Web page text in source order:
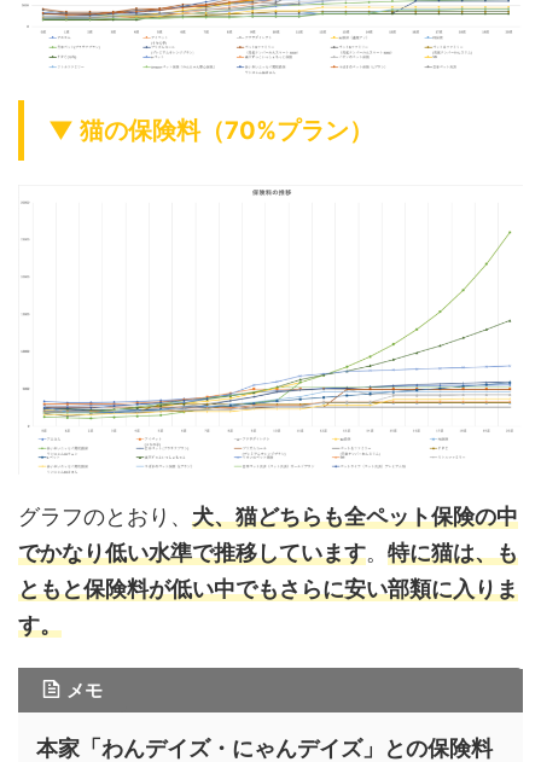
▼ 猫の保険料（70%プラン）
グラフのとおり、 犬、猫どちらも全ペット保険の中
でかなり低い水準で推移しています。 特に猫は、も
ともと保険料が低い中でもさらに安い部類に入りま
す。
メモ
本家「わんデイズ・にゃんデイズ」との保険料